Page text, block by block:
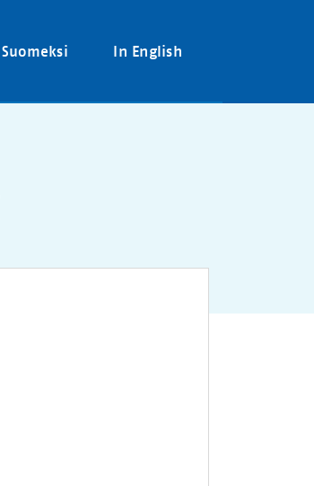
Suomeksi In English